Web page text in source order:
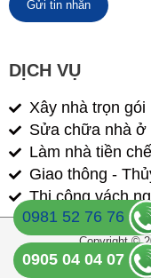
Gửi tin nhắn
DỊCH VỤ
Xây nhà trọn gói
Sửa chữa nhà ở
Làm nhà tiền chế
Giao thông -
Thi công vách
Copyright ©
0905 04 04 07
0981 52 76 76